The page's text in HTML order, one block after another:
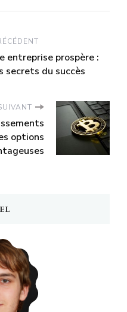
entreprise prospère :
secrets du succès
options